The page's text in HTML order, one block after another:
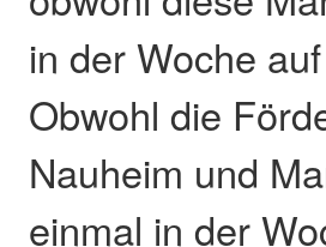
in der Woche
Obwohl die
Nauheim und
einmal in der